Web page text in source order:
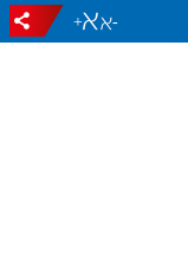
-
+